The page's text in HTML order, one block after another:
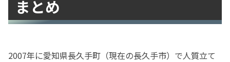
まとめ
2007年に愛知県長久手町（現在の長久手市）で人質立て